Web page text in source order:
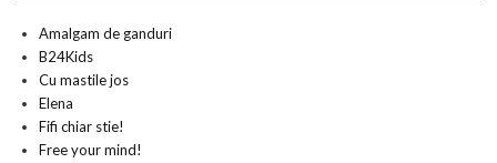
Amalgam de ganduri
B24Kids
Cu mastile jos
Elena
Fifi chiar stie!
Free your mind!